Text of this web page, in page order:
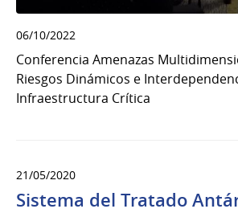
06/10/2022
Conferencia Amenazas
Riesgos Dinámicos e
Infraestructura Crítica
21/05/2020
Sistema del Tratado